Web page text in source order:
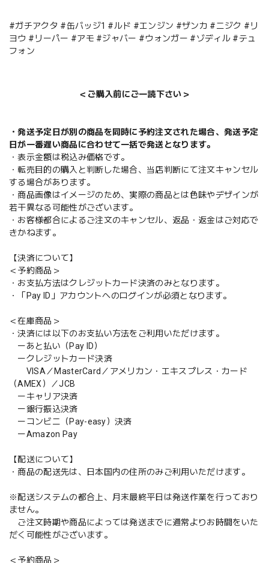
#ガチアクタ #缶バッジ1 #ルド #エンジン #ザンカ #ニジク #リ
ヨウ #リーパー #アモ #ジャバー #ウォンガー #ゾディル #テュ
フォン
＜ご購入前にご一読下さい＞
・発送予定日が別の商品を同時に予約注文された場合、発送予定
日が一番遅い商品に合わせて一括で発送となります。
・表示金額は税込み価格です。
・転売目的の購入と判断した場合、当店判断にて注文キャンセル
する場合があります。
・商品画像はイメージのため、実際の商品とは色味やデザインが
若干異なる可能性がございます。
・お客様都合によるご注文のキャンセル、返品・返金はご対応で
きかねます。
【決済について】
＜予約商品＞
・お支払方法はクレジットカード決済のみとなります。
・「Pay ID」アカウントへのログインが必須となります。
＜在庫商品＞
・決済には以下のお支払い方法をご利用いただけます。
ーあと払い（Pay ID）
ークレジットカード決済
VISA／MasterCard／アメリカン・エキスプレス・カード
（AMEX）／JCB
ーキャリア決済
ー銀行振込決済
ーコンビニ（Pay-easy）決済
ーAmazon Pay
【配送について】
・商品の配送先は、日本国内の住所のみご利用いただけます。
※配送システムの都合上、月末最終平日は発送作業を行っており
ません。
ご注文時期や商品によっては発送までに通常よりお時間をいた
だく可能性がございます。
＜予約商品＞